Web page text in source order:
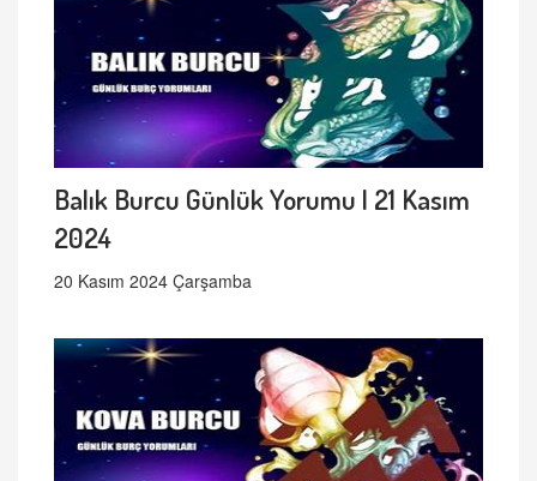
Balık Burcu Günlük Yorumu | 21 Kasım
2024
20 Kasım 2024 Çarşamba